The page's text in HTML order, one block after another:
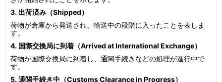
3. 出荷済み（Shipped）
荷物が倉庫から発送され、輸送中の段階に入ったことを表しま
す。
4. 国際交換局に到着（Arrived at International Exchange）
荷物が国際交換局に到着し、通関手続きなどの処理が進行中で
す。
5. 通関手続き中（Customs Clearance in Progress）